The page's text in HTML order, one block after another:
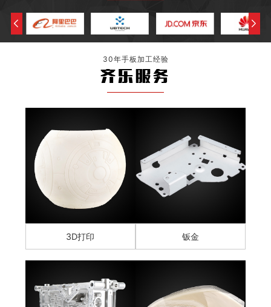
30年手板加工经验
齐乐服务
3D打印 钣金